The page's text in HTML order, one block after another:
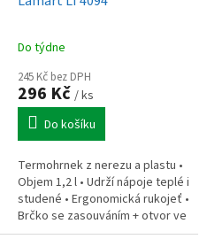
Do týdne
245 Kč bez DPH
296 Kč / ks
Do košíku
Termohrnek z nerezu a plastu •
Objem 1,2 l • Udrží nápoje teplé i
studené • Ergonomická rukojeť •
Brčko se zasouváním + otvor ve
víčku pro pití • Nerezová vložka